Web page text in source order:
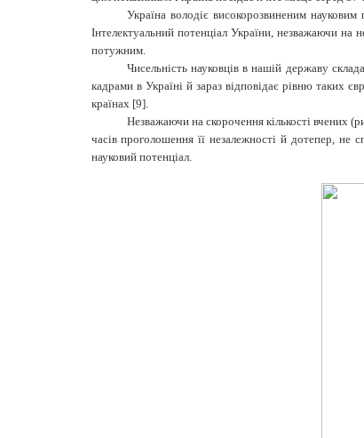
Україна володіє високорозвиненим
Інтелектуальний потенціал України, незважаючи на
потужним.
Чисельність науковців в нашій державу
кадрами в Україні й зараз відповідає рівню таких
країнах [9].
Незважаючи на скорочення кількості вчених
часів проголошення її незалежності й дотепер, не
науковий потенціал.